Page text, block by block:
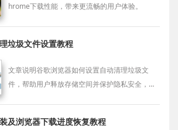
hrome下载性能，带来更流畅的用户体验。
垃圾文件设置教程
文章说明谷歌浏览器如何设置自动清理垃圾文
件，帮助用户释放存储空间并保护隐私安全，保
及浏览器下载进度恢复教程